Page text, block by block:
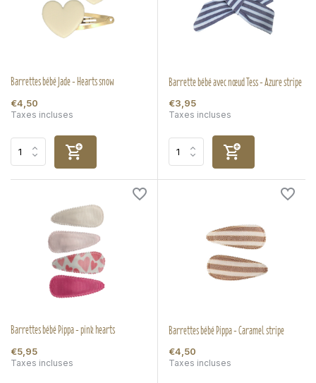
Barrettes bébé Jade - Hearts snow
€4,50
Taxes incluses
Barrette bébé avec nœud Tess - Azure stripe
€3,95
Taxes incluses
Barrettes bébé Pippa - pink hearts
€5,95
Taxes incluses
Barrettes bébé Pippa - Caramel stripe
€4,50
Taxes incluses